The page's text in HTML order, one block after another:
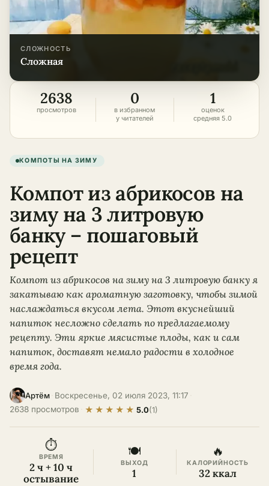
СЛОЖНОСТЬ
сложная
2638
просмотров
0
в избранном
у читателей
1
оценок
средняя 5.0
КОМПОТЫ НА ЗИМУ
Компот из абрикосов на
зиму на 3 литровую
банку – пошаговый
рецепт
Компот из абрикосов на зиму на 3 литровую банку я
закатываю как ароматную заготовку, чтобы зимой
наслаждаться вкусом лета. Этот вкуснейший
напиток несложно сделать по предлагаемому
рецепту. Эти яркие мясистые плоды, как и сам
напиток, доставят немало радости в холодное
время года.
Артём Воскресенье, 02 июля 2023, 11:17
2638 просмотров
★ ★ ★ ★ ★ 5.0(1)
⏱
ВРЕМЯ
2 ч + 10 ч
остывание
🍽
ВЫХОД
1
🔥
КАЛОРИЙНОСТЬ
32 ккал